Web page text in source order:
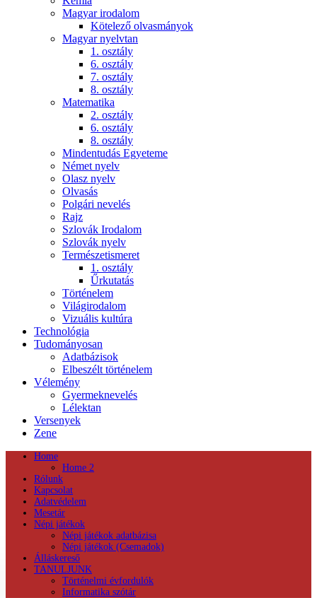
Magyar irodalom
Kötelező olvasmányok
Magyar nyelvtan
1. osztály
6. osztály
7. osztály
8. osztály
Matematika
2. osztály
6. osztály
8. osztály
Mindentudás Egyeteme
Német nyelv
Olasz nyelv
Olvasás
Polgári nevelés
Rajz
Szlovák Irodalom
Szlovák nyelv
Természetismeret
1. osztály
Űrkutatás
Történelem
Világirodalom
Vizuális kultúra
Technológia
Tudományosan
Adatbázisok
Elbeszélt történelem
Vélemény
Gyermeknevelés
Lélektan
Versenyek
Zene
Home
Home 2
Rólunk
Kapcsolat
Adatvédelem
Mesetár
Népi játékok
Népi játékok adatbázisa
Népi játékok (Csemadok)
Álláskereső
TANULJUNK
Történelmi évfordulók
Informatika szótár